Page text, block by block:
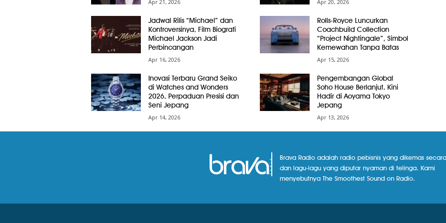
Apr 21, 2026 Apr 20, 2026
Jadwal Rilis “Michael” dan
Kontroversinya, Film Biografi
Michael Jackson Jadi
Perbincangan
Apr 16, 2026
Rolls-Royce Luncurkan
Coachbuild Collection
“Project Nightingale”, Simbol
Kemewahan Tanpa Batas
Apr 15, 2026
Inovasi Terbaru Grand Seiko
di Watches and Wonders
2026, Perpaduan Presisi dan
Seni Jepang
Apr 14, 2026
Pengembangan Global
Soho House Berlanjut, Kini
Hadir di Aoyama Tokyo
Jepang
Apr 13, 2026
Brava Radio adalah radio pebisnis yang dikemas
dan lagu-lagu yang diputar nyaman di telinga. Kami
menyebutnya The Smoothest Sound on Radio.